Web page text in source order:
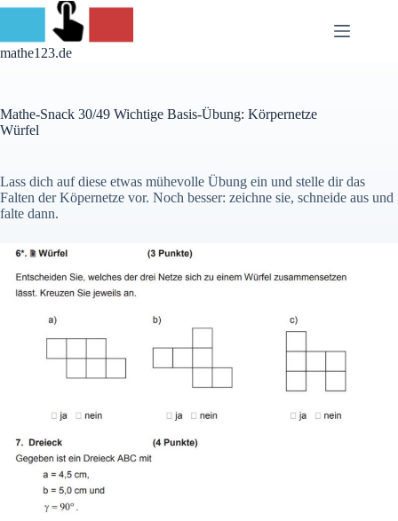
Skip
content
mathe123.de
Mathe-Snack 30/49 Wichtige Basis-Übung: Körpernetze
Würfel
Lass dich auf diese etwas mühevolle Übung ein und stelle dir das
Falten der Köpernetze vor. Noch besser: zeichne sie, schneide aus und
falte dann.